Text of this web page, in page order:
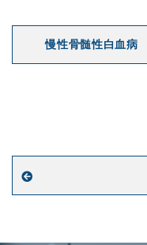
慢性骨髄性白血病